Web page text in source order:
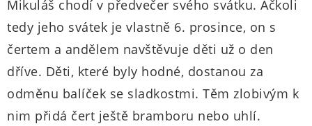
Mikuláš chodí v předvečer svého svátku. Ačkoli
tedy jeho svátek je vlastně 6. prosince, on s
čertem a andělem navštěvuje děti už o den
dříve. Děti, které byly hodné, dostanou za
odměnu balíček se sladkostmi. Těm zlobivým k
nim přidá čert ještě bramboru nebo uhlí.